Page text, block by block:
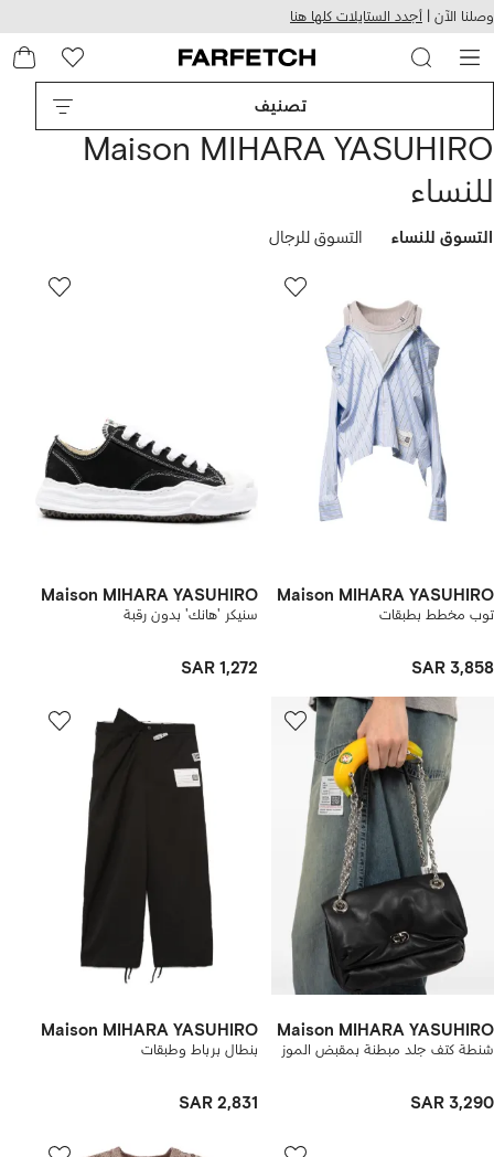
التخطي
للمحتوى
الرئيسي
وصلنا الآن | أجدد الستايلات كلها هنا
تصنيف
Maison MIHARA YASUHIRO
للنساء
التسوق للنساء التسوق للرجال
Maison MIHARA YASUHIRO
توب مخطط بطبقات
SAR 3,858
Maison MIHARA YASUHIRO
سنيكر 'هانك' بدون رقبة
SAR 1,272
Maison MIHARA YASUHIRO
شنطة كتف جلد مبطنة بمقبض الموز
SAR 3,290
Maison MIHARA YASUHIRO
بنطال برباط وطبقات
SAR 2,831